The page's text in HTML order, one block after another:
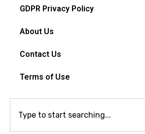
GDPR Privacy Policy
About Us
Contact Us
Terms of Use